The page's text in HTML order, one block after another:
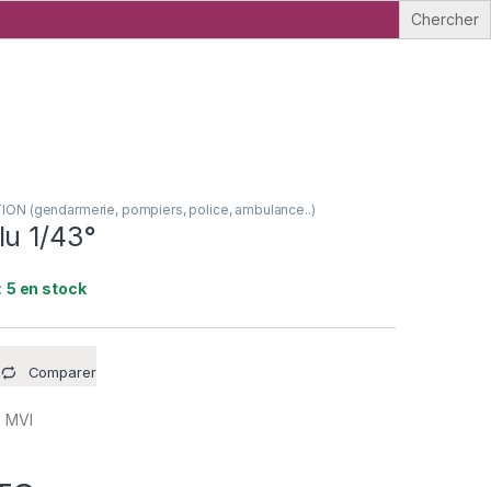
(gendarmerie, pompiers, police, ambulance..)
1/43°
5 en stock
Comparer
MVI